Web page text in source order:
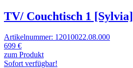
TV/ Couchtisch 1 [Sylvia]
Artikelnummer: 12010022.08.000
699 €
zum Produkt
Sofort verfügbar!